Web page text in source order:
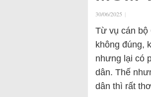
30/06/2025 |
Từ vụ cán bộ
không đúng,
nhưng lại có
dân. Thế
dân thì rất